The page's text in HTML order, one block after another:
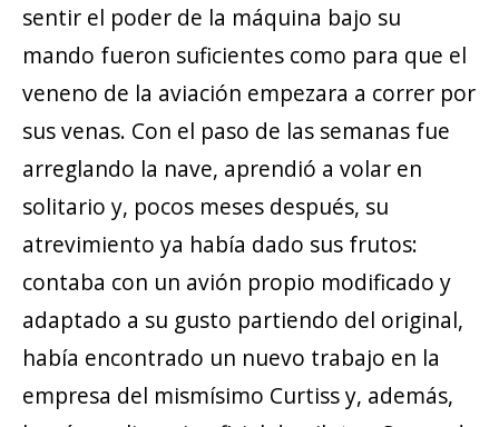
sentir el poder de la máquina bajo su
mando fueron suficientes como para que el
veneno de la aviación empezara a correr por
sus venas. Con el paso de las semanas fue
arreglando la nave, aprendió a volar en
solitario y, pocos meses después, su
atrevimiento ya había dado sus frutos:
contaba con un avión propio modificado y
adaptado a su gusto partiendo del original,
había encontrado un nuevo trabajo en la
empresa del mismísimo Curtiss y, además,